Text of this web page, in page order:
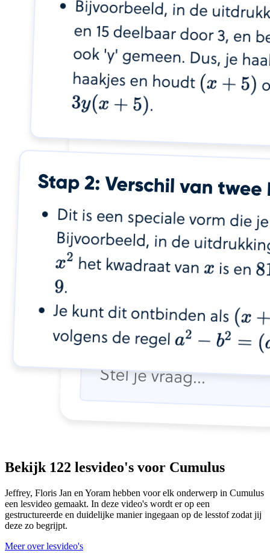
Bekijk 122 lesvideo's voor Cumulus
Jeffrey, Floris Jan en Yoram hebben voor elk onderwerp in Cumulus
een lesvideo gemaakt. In deze video's wordt er op een
gestructureerde en duidelijke manier ingegaan op de lesstof zodat jij
deze zo begrijpt.
Meer over lesvideo's